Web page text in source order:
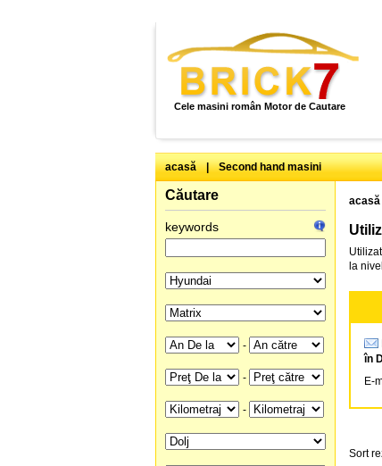
Cele masini român Motor de Cautare
acasă | Second hand masini
Căutare
keywords
-
-
-
acasă
la
în
E-
Sort